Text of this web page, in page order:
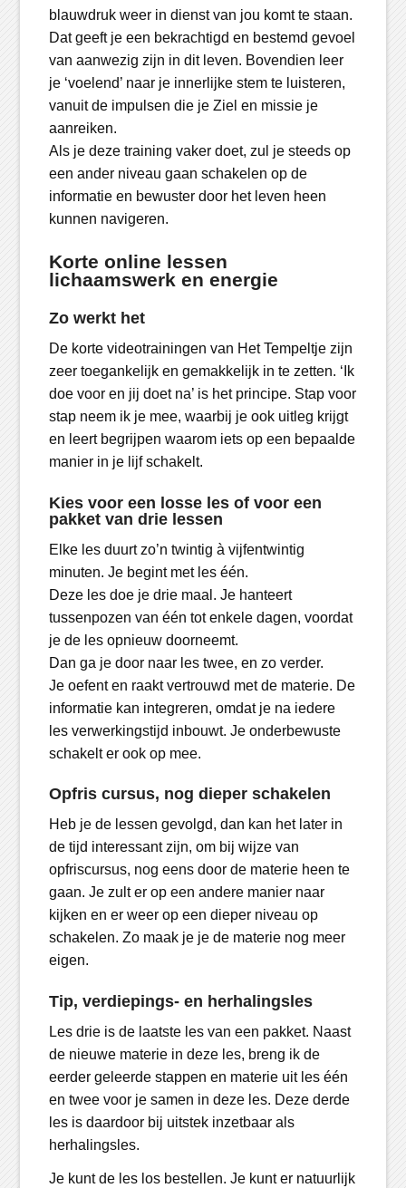
blauwdruk weer in dienst van jou komt te staan.
Dat geeft je een bekrachtigd en bestemd gevoel
van aanwezig zijn in dit leven. Bovendien leer
je ‘voelend’ naar je innerlijke stem te luisteren,
vanuit de impulsen die je Ziel en missie je
aanreiken.
Als je deze training vaker doet, zul je steeds op
een ander niveau gaan schakelen op de
informatie en bewuster door het leven heen
kunnen navigeren.
Korte online lessen
lichaamswerk en energie
Zo werkt het
De korte videotrainingen van Het Tempeltje zijn
zeer toegankelijk en gemakkelijk in te zetten. ‘Ik
doe voor en jij doet na’ is het principe. Stap voor
stap neem ik je mee, waarbij je ook uitleg krijgt
en leert begrijpen waarom iets op een bepaalde
manier in je lijf schakelt.
Kies voor een losse les of voor een
pakket van drie lessen
Elke les duurt zo’n twintig à vijfentwintig
minuten. Je begint met les één.
Deze les doe je drie maal. Je hanteert
tussenpozen van één tot enkele dagen, voordat
je de les opnieuw doorneemt.
Dan ga je door naar les twee, en zo verder.
Je oefent en raakt vertrouwd met de materie. De
informatie kan integreren, omdat je na iedere
les verwerkingstijd inbouwt. Je onderbewuste
schakelt er ook op mee.
Opfris cursus, nog dieper schakelen
Heb je de lessen gevolgd, dan kan het later in
de tijd interessant zijn, om bij wijze van
opfriscursus, nog eens door de materie heen te
gaan. Je zult er op een andere manier naar
kijken en er weer op een dieper niveau op
schakelen. Zo maak je je de materie nog meer
eigen.
Tip, verdiepings- en herhalingsles
Les drie is de laatste les van een pakket. Naast
de nieuwe materie in deze les, breng ik de
eerder geleerde stappen en materie uit les één
en twee voor je samen in deze les. Deze derde
les is daardoor bij uitstek inzetbaar als
herhalingsles.
Je kunt de les los bestellen. Je kunt er natuurlijk